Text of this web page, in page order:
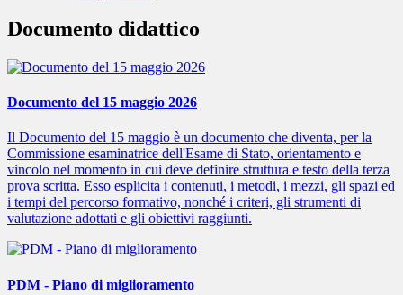
Documento didattico
Documento del 15 maggio 2026
Il Documento del 15 maggio è un documento che diventa, per la
Commissione esaminatrice dell'Esame di Stato, orientamento e
vincolo nel momento in cui deve definire struttura e testo della terza
prova scritta. Esso esplicita i contenuti, i metodi, i mezzi, gli spazi ed
i tempi del percorso formativo, nonché i criteri, gli strumenti di
valutazione adottati e gli obiettivi raggiunti.
PDM - Piano di miglioramento